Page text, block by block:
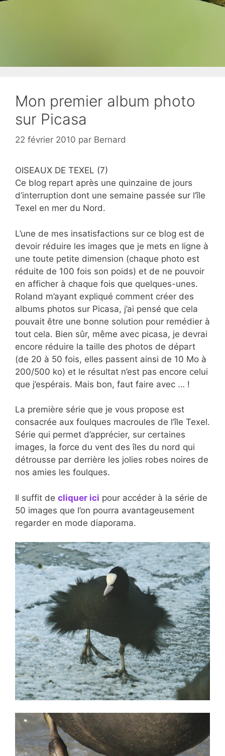
Mon premier album photo
sur Picasa
22 février 2010 par Bernard
OISEAUX DE TEXEL (7)
Ce blog repart après une quinzaine de jours
d’interruption dont une semaine passée sur l’île
Texel en mer du Nord.
L’une de mes insatisfactions sur ce blog est de
devoir réduire les images que je mets en ligne à
une toute petite dimension (chaque photo est
réduite de 100 fois son poids) et de ne pouvoir
en afficher à chaque fois que quelques-unes.
Roland m’ayant expliqué comment créer des
albums photos sur Picasa, j’ai pensé que cela
pouvait être une bonne solution pour remédier à
tout cela. Bien sûr, même avec picasa, je devrai
encore réduire la taille des photos de départ
(de 20 à 50 fois, elles passent ainsi de 10 Mo à
200/500 ko) et le résultat n’est pas encore celui
que j’espérais. Mais bon, faut faire avec … !
La première série que je vous propose est
consacrée aux foulques macroules de l’île Texel.
Série qui permet d’apprécier, sur certaines
images, la force du vent des îles du nord qui
détrousse par derrière les jolies robes noires de
nos amies les foulques.
Il suffit de cliquer ici pour accéder à la série de
50 images que l’on pourra avantageusement
regarder en mode diaporama.